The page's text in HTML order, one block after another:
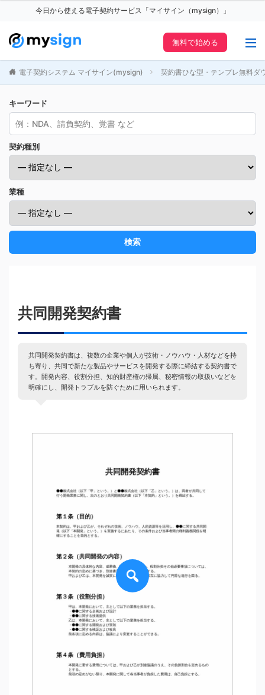
今日から使える電子契約サービス「マイサイン（mysign）」
無料で始める
電子契約システム マイサイン(mysign) 契約書ひな型・テンプレ無料ダ
キーワード
契約種別
業種
検索
共同開発契約書
共同開発契約書は、複数の企業や個人が技術・ノウハウ・人材などを持
ち寄り、共同で新たな製品やサービスを開発する際に締結する契約書で
す。開発内容、役割分担、知的財産権の帰属、秘密情報の取扱いなどを
明確にし、開発トラブルを防ぐために用いられます。